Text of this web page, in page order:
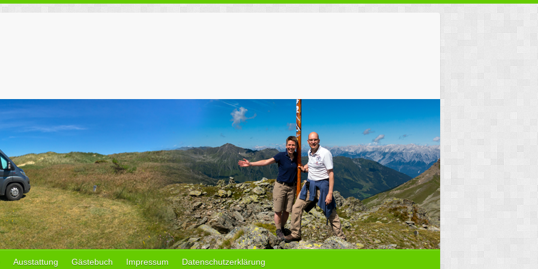
Ausstattung Gästebuch Impressum Datenschutzerklärung